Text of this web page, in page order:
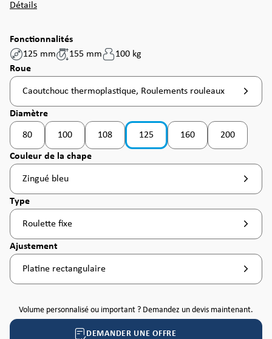
Détails
Fonctionnalités
125 mm
155 mm
100 kg
Sélectionnez
Roue
Caoutchouc thermoplastique, Roulements rouleaux
Sélectionnez
Diamètre
80
(Cette option n'est pas disponible pour le moment. )
100 108
(Cette option n'est pas disponible pour le
125 160
(Cette option n'est pas
200
(Cette
Sélectionnez
Couleur de la chape
Zingué bleu
Sélectionnez
Type
Roulette fixe
Sélectionnez
Ajustement
Platine rectangulaire
Volume personnalisé ou important ? Demandez un devis maintenant.
DEMANDER UNE OFFRE